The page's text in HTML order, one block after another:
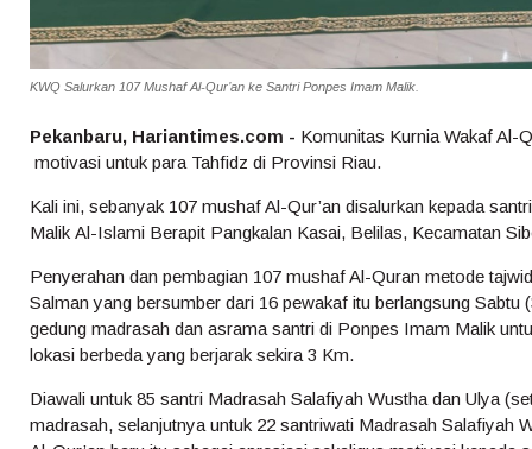
KWQ Salurkan 107 Mushaf Al-Qur’an ke Santri Ponpes Imam Malik.
Pekanbaru, Hariantimes.com - Komunitas Kurnia Wakaf Al-
motivasi untuk para Tahfidz di Provinsi Riau.
Kali ini, sebanyak 107 mushaf Al-Qur’an disalurkan kepada
Malik Al-Islami Berapit Pangkalan Kasai, Belilas, Kecamatan
Penyerahan dan pembagian 107 mushaf Al-Quran metode
Salman yang bersumber dari 16 pewakaf itu berlangsung Sabtu
gedung madrasah dan asrama santri di Ponpes Imam Malik
lokasi berbeda yang berjarak sekira 3 Km.
Diawali untuk 85 santri Madrasah Salafiyah Wustha dan Ulya
madrasah, selanjutnya untuk 22 santriwati Madrasah Salafiyah